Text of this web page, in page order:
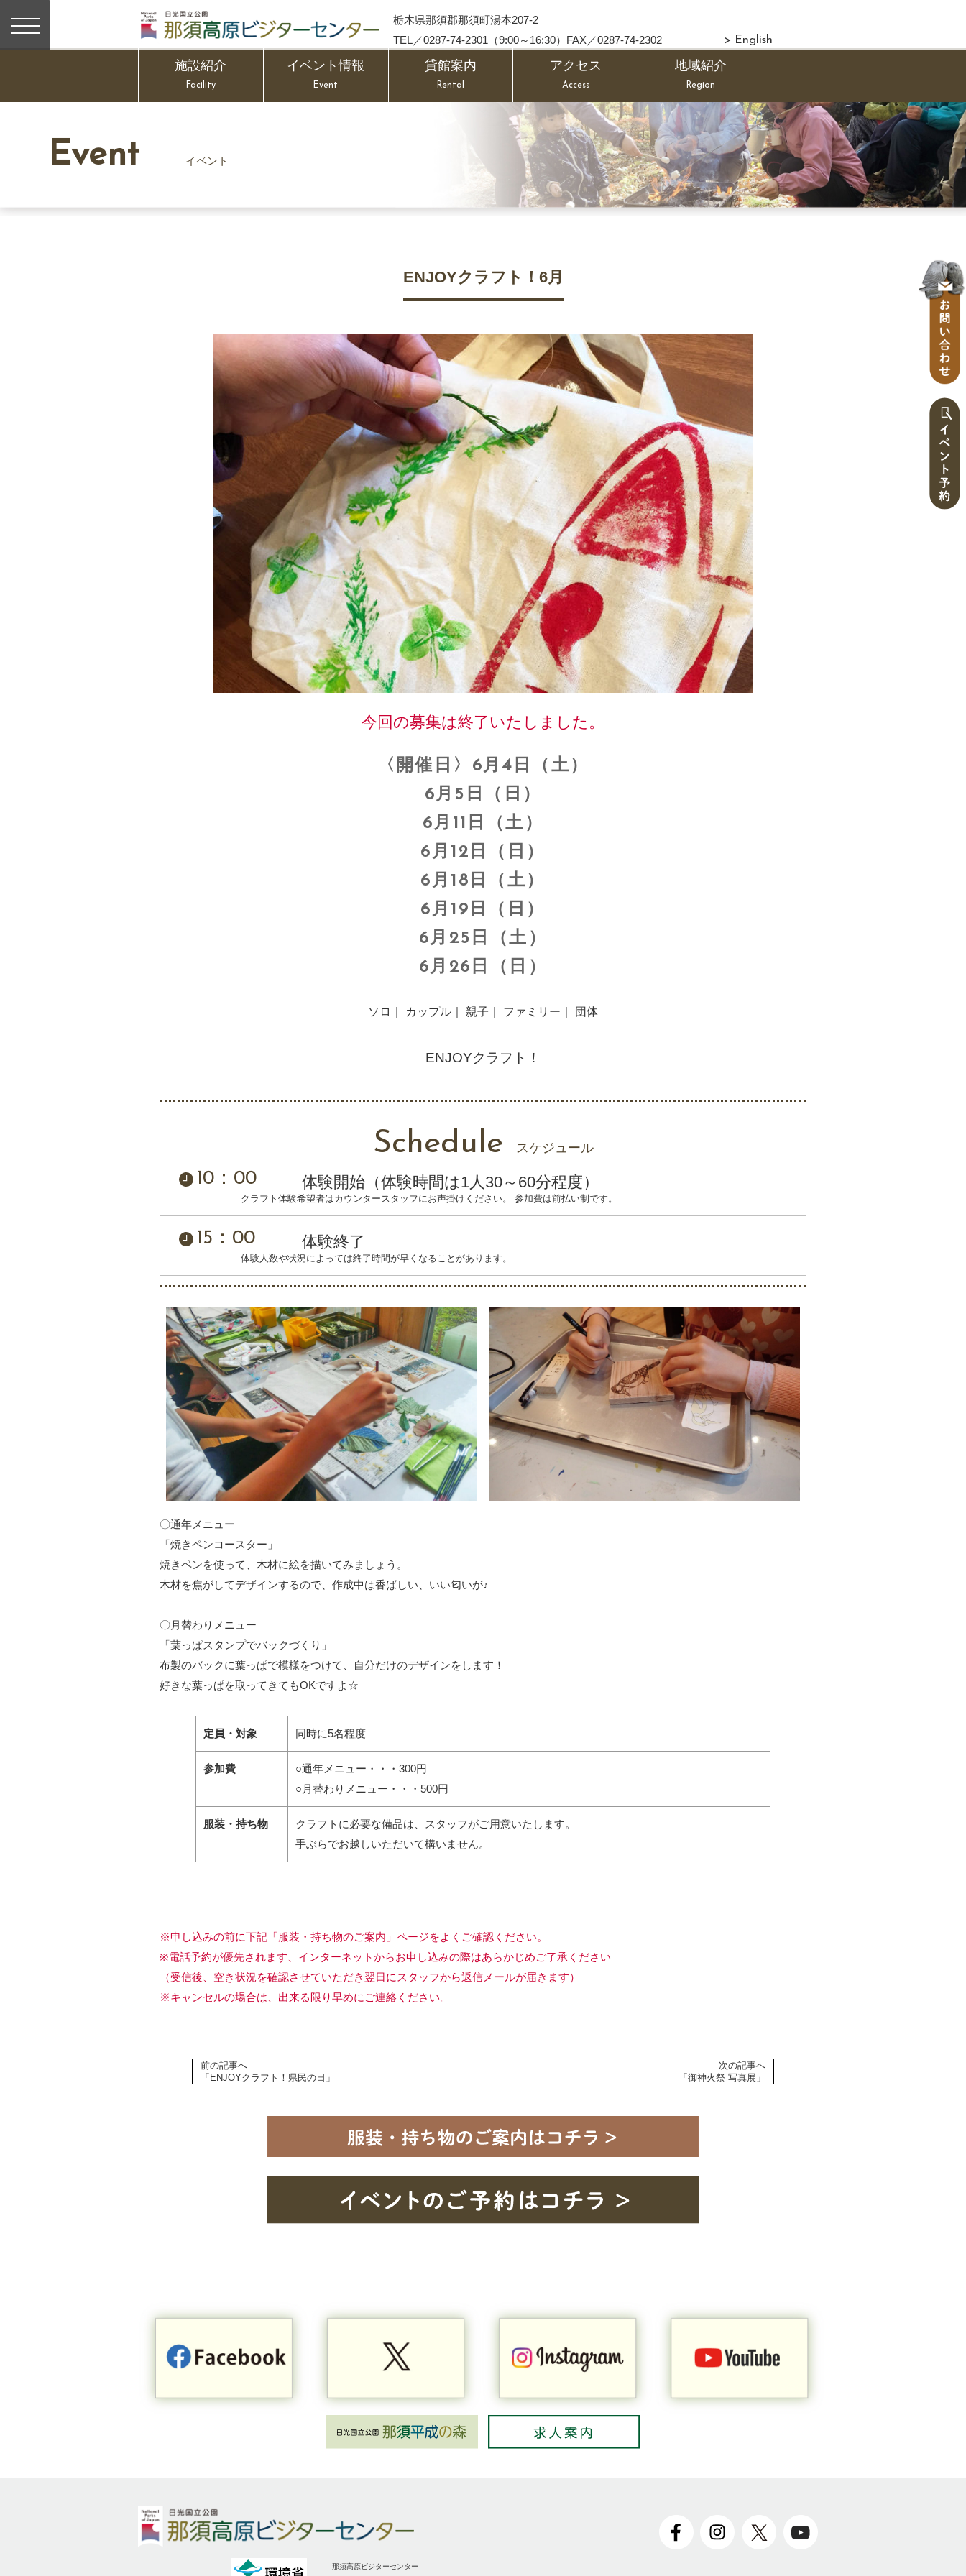
栃木県那須郡那須町湯本207-2
TEL／0287-74-2301（9:00～16:30）FAX／0287-74-2302
> English
施設紹介
Facility
イベント情報
Event
貸館案内
Rental
アクセス
Access
地域紹介
Region
Event イベント
ENJOYクラフト！6月
今回の募集は終了いたしました。
〈開催日〉6月4日（土）
6月5日（日）
6月11日（土）
6月12日（日）
6月18日（土）
6月19日（日）
6月25日（土）
6月26日（日）
ソロ｜ カップル｜ 親子｜ ファミリー｜ 団体
ENJOYクラフト！
Schedule スケジュール
10：00 体験開始（体験時間は1人30～60分程度）
クラフト体験希望者はカウンタースタッフにお声掛けください。 参加費は前払い制です。
15：00 体験終了
体験人数や状況によっては終了時間が早くなることがあります。
〇通年メニュー
「焼きペンコースター」
焼きペンを使って、木材に絵を描いてみましょう。
木材を焦がしてデザインするので、作成中は香ばしい、いい匂いが♪
〇月替わりメニュー
「葉っぱスタンプでバックづくり」
布製のバックに葉っぱで模様をつけて、自分だけのデザインをします！
好きな葉っぱを取ってきてもOKですよ☆
定員・対象 同時に5名程度
参加費
○通年メニュー・・・300円
○月替わりメニュー・・・500円
服装・持ち物
クラフトに必要な備品は、スタッフがご用意いたします。
手ぶらでお越しいただいて構いません。
※申し込みの前に下記「服装・持ち物のご案内」ページをよくご確認ください。
※電話予約が優先されます、インターネットからお申し込みの際はあらかじめご了承ください
（受信後、空き状況を確認させていただき翌日にスタッフから返信メールが届きます）
※キャンセルの場合は、出来る限り早めにご連絡ください。
前の記事へ
「ENJOYクラフト！県民の日」
次の記事へ
「御神火祭 写真展」
那須高原ビジターセンター